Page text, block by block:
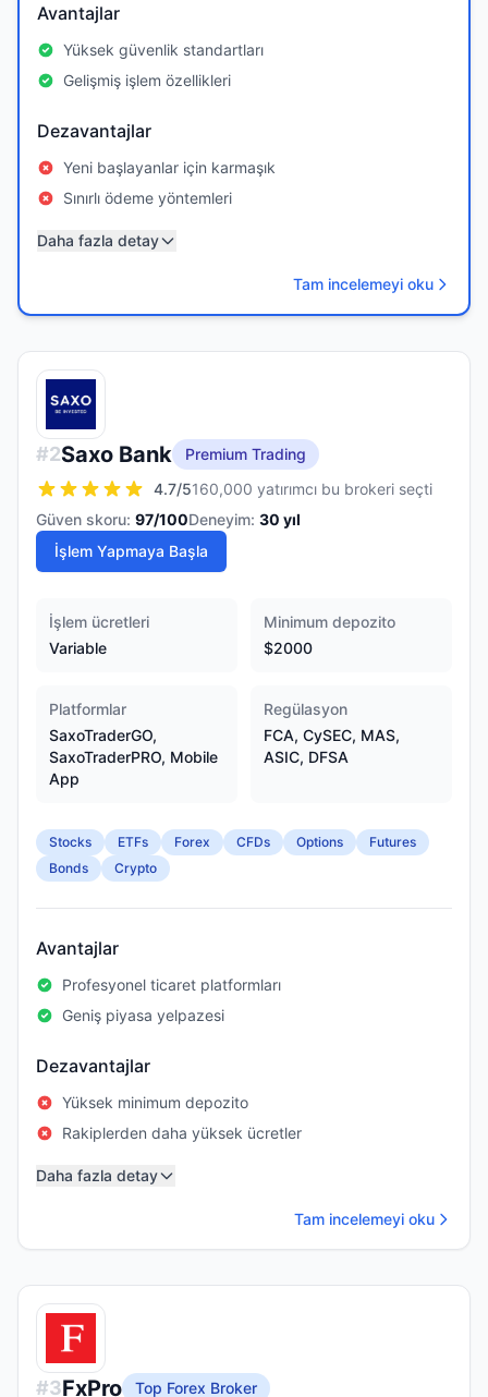
Avantajlar
Yüksek güvenlik standartları
Gelişmiş işlem özellikleri
Dezavantajlar
Yeni başlayanlar için karmaşık
Sınırlı ödeme yöntemleri
Daha fazla detay
Tam incelemeyi oku
#2Saxo Bank
Premium Trading
4.7/5160,000 yatırımcı bu brokeri seçti
Güven skoru: 97/100Deneyim: 30 yıl
İşlem Yapmaya Başla
İşlem ücretleri
Variable
Minimum depozito
$2000
Platformlar
SaxoTraderGO,
SaxoTraderPRO, Mobile
App
Regülasyon
FCA, CySEC, MAS,
ASIC, DFSA
Stocks ETFs Forex CFDs Options
Futures
Bonds
Crypto
Avantajlar
Profesyonel ticaret platformları
Geniş piyasa yelpazesi
Dezavantajlar
Yüksek minimum depozito
Rakiplerden daha yüksek ücretler
Daha fazla detay
Tam incelemeyi oku
#3FxPro Top Forex Broker